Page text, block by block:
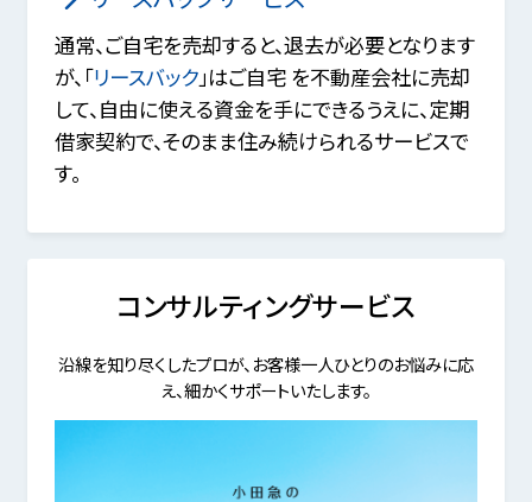
通常、ご自宅を売却すると、退去が必要となります
が、「リースバック」はご自宅 を不動産会社に売却
して、自由に使える資金を手にできるうえに、定期
借家契約で、そのまま住み続けられるサービスで
す。
コンサルティングサービス
沿線を知り尽くしたプロが、お客様一人ひとりのお悩みに応
え、細かくサポートいたします。